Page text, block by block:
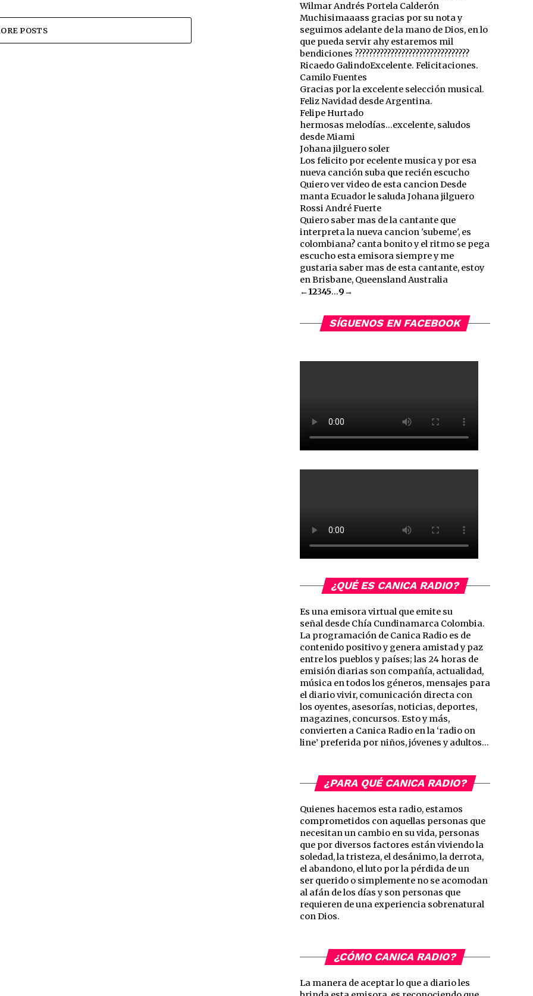
POSTS
Wilmar Andrés Portela Calderón
Muchisimaaass gracias por su nota y
seguimos adelante de la mano de Dios, en lo
que pueda servir ahy estaremos mil
bendiciones ????????????????????????????????️
Ricaedo GalindoExcelente. Felicitaciones.
Camilo Fuentes
Gracias por la excelente selección musical.
Feliz Navidad desde Argentina.
Felipe Hurtado
hermosas melodías...excelente, saludos
desde Miami
Johana jilguero soler
Los felicito por ecelente musica y por esa
nueva canción suba que recién escucho
Quiero ver video de esta cancion Desde
manta Ecuador le saluda Johana jilguero
Rossi André Fuerte
Quiero saber mas de la cantante que
interpreta la nueva cancion 'subeme', es
colombiana? canta bonito y el ritmo se pega
escucho esta emisora siempre y me
gustaria saber mas de esta cantante, estoy
en Brisbane, Queensland Australia
Guestbook
navigation
←12345...9→
SÍGUENOS EN FACEBOOK
¿QUÉ ES CANICA RADIO?
Es una emisora virtual que emite su
señal desde Chía Cundinamarca Colombia.
La programación de Canica Radio es de
contenido positivo y genera amistad y paz
entre los pueblos y países; las 24 horas de
emisión diarias son compañía, actualidad,
música en todos los géneros, mensajes para
el diario vivir, comunicación directa con
los oyentes, asesorías, noticias, deportes,
magazines, concursos. Esto y más,
convierten a Canica Radio en la ‘radio on
line’ preferida por niños, jóvenes y adultos…
¿PARA QUÉ CANICA RADIO?
Quienes hacemos esta radio, estamos
comprometidos con aquellas personas que
necesitan un cambio en su vida, personas
que por diversos factores están viviendo la
soledad, la tristeza, el desánimo, la derrota,
el abandono, el luto por la pérdida de un
ser querido o simplemente no se acomodan
al afán de los días y son personas que
requieren de una experiencia sobrenatural
con Dios.
¿CÓMO CANICA RADIO?
La manera de aceptar lo que a diario les